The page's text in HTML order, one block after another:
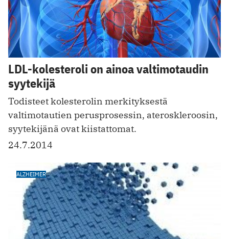
LDL-kolesteroli on ainoa valtimotaudin
syytekijä
Todisteet kolesterolin merkityksestä
valtimotautien perusprosessin, ateroskleroosin,
syytekijänä ovat kiistattomat.
24.7.2014
ALZHEIMER